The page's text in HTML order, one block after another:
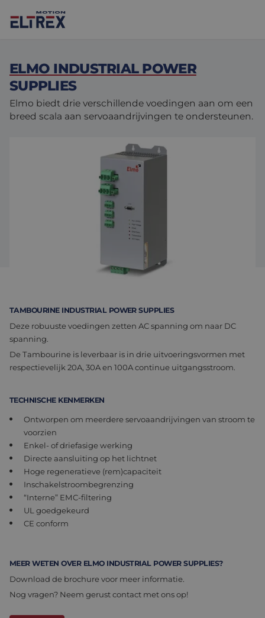
Onze oplossingen
Drives & controllers
Mechanicals
Motion Control Solutions
Assemblage & Customizing
Agri-food
Intralogistics
Life sciences
Defensie
Projecten
Over ons
ELMO INDUSTRIAL POWER
SUPPLIES
Elmo biedt drie verschillende voedingen aan om een
breed scala aan servoaandrijvingen te ondersteunen.
TAMBOURINE INDUSTRIAL POWER SUPPLIES
Deze robuuste voedingen zetten AC spanning om naar DC
spanning.
De Tambourine is leverbaar is in drie uitvoeringsvormen met
respectievelijk 20A, 30A en 100A continue uitgangsstroom.
TECHNISCHE KENMERKEN
Ontworpen om meerdere servoaandrijvingen van stroom te
voorzien
Enkel- of driefasige werking
Directe aansluiting op het lichtnet
Hoge regeneratieve (rem)capaciteit
Inschakelstroombegrenzing
“Interne” EMC-filtering
UL goedgekeurd
CE conform
MEER WETEN OVER ELMO INDUSTRIAL POWER SUPPLIES?
Download de brochure voor meer informatie.
Nog vragen? Neem gerust contact met ons op!